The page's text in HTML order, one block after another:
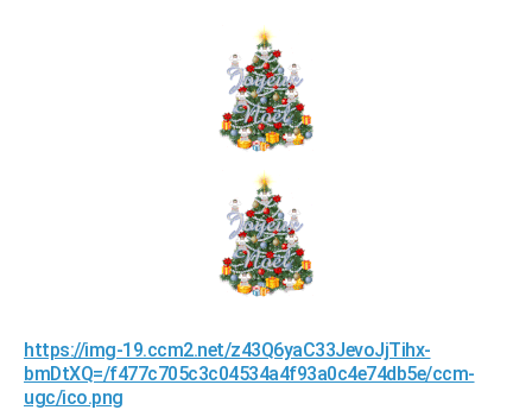
https://img-19.ccm2.net/z43Q6yaC33JevoJjTihx-
bmDtXQ=/f477c705c3c04534a4f93a0c4e74db5e/ccm-
ugc/ico.png